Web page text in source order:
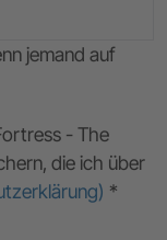
jemand auf
- The
die ich über
*